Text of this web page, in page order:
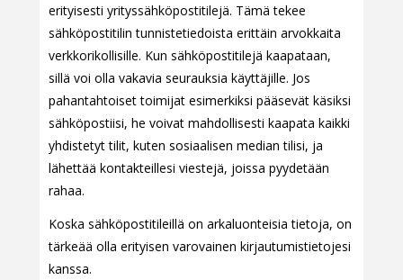
erityisesti yrityssähköpostitilejä. Tämä tekee
sähköpostitilin tunnistetiedoista erittäin arvokkaita
verkkorikollisille. Kun sähköpostitilejä kaapataan,
sillä voi olla vakavia seurauksia käyttäjille. Jos
pahantahtoiset toimijat esimerkiksi pääsevät käsiksi
sähköpostiisi, he voivat mahdollisesti kaapata kaikki
yhdistetyt tilit, kuten sosiaalisen median tilisi, ja
lähettää kontakteillesi viestejä, joissa pyydetään
rahaa.
Koska sähköpostitileillä on arkaluonteisia tietoja, on
tärkeää olla erityisen varovainen kirjautumistietojesi
kanssa.